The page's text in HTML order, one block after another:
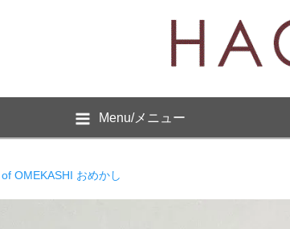
Menu/メニュー
OMEKASHI おめかし